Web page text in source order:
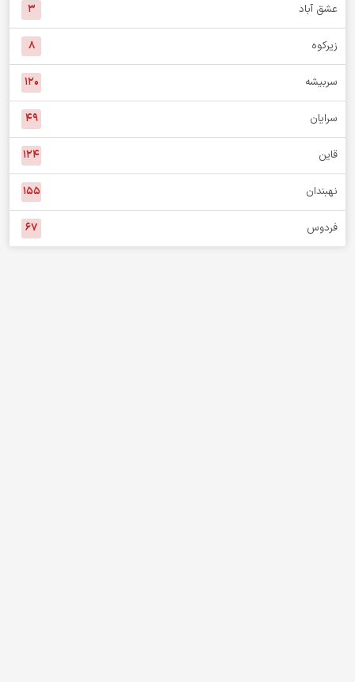
عشق آباد ۳
زیرکوه ۸
سربیشه ۱۲۰
سرایان ۴۹
قاین ۱۲۴
نهبندان ۱۵۵
فردوس ۶۷